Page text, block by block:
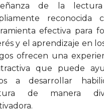
de la
reconocida
efectiva para
y el aprendizaje en
ofrecen una
que puede
a desarrollar
de manera